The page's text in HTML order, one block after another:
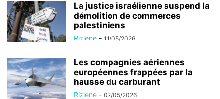
La justice israélienne suspend la
démolition de commerces
palestiniens
Rizlene - 11/05/2026
Les compagnies aériennes
européennes frappées par la
hausse du carburant
Rizlene - 07/05/2026